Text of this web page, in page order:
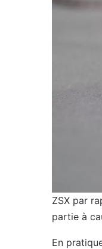
ZSX par
partie à
En